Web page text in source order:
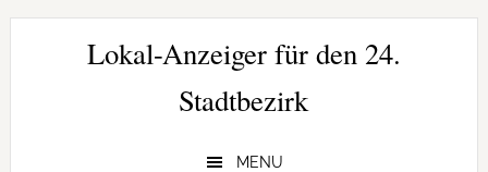
Zur
Hauptnavigation
Zum
Zur
SeitenspalteLokal-Anzeiger für den 24.
Stadtbezirk
MENU